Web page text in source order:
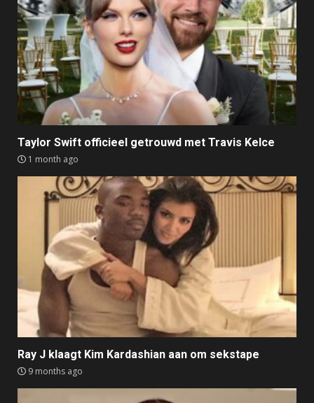
Taylor Swift officieel getrouwd met Travis Kelce
1 month ago
Ray J klaagt Kim Kardashian aan om sekstape
9 months ago